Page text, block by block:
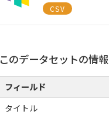
CSV
このデータセットの情報
フィールド
タイトル